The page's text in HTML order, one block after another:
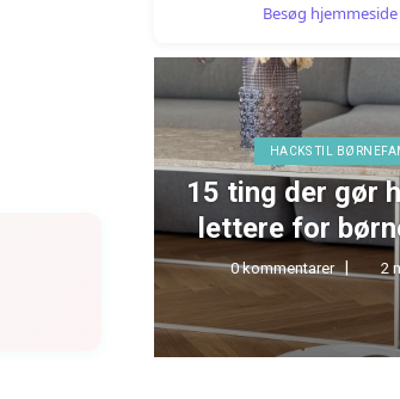
Besøg hjemmeside
siden
HACKS TIL
15 ting der gør
lettere for
0 kommentarer 2